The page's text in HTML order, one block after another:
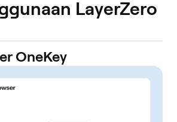
LayerZero
OneKey